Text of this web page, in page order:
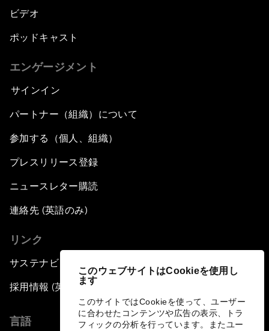
このウェブサイトはCookieを使用し
ます
このサイトではCookieを使って、ユーザー
に合わせたコンテンツや広告の表示、トラ
フィックの分析を行っています。またユー
ビデオ
ポッドキャスト
エンゲージメント
サインイン
パートナー（組織）について
参加する（個人、組織）
プレスリリース登録
ニュースレター購読
連絡先 (英語のみ)
リンク
サステナビリティへの取り組み
採用情報 (英語のみ)
言語